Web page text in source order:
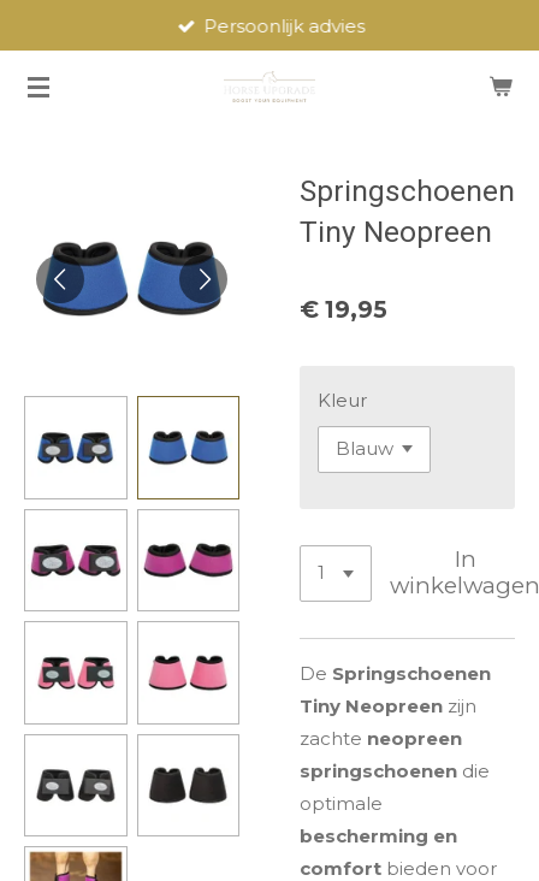
naar
Persoonlijk advies
Springschoenen
Tiny Neopreen
€ 19,95
Kleur
In
De Springschoenen
Tiny Neopreen zijn
zachte neopreen
springschoenen die
optimale
bescherming en
comfort bieden voor